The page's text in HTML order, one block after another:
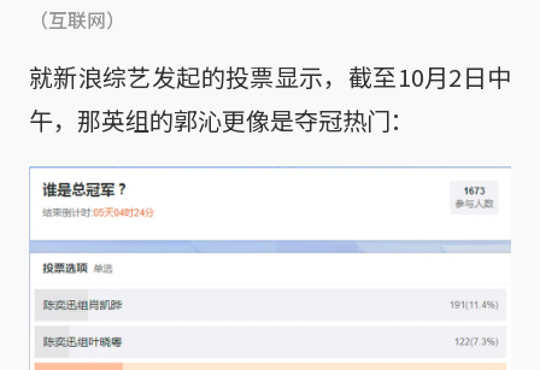
（互联网）
就新浪综艺发起的投票显示，截至10月2日中
午，那英组的郭沁更像是夺冠热门：